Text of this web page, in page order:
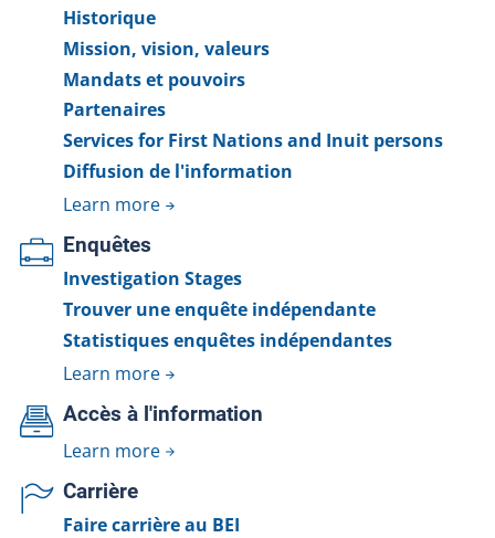
Historique
Mission, vision, valeurs
Mandats et pouvoirs
Partenaires
Services for First Nations and Inuit persons
Diffusion de l'information
Learn more
Enquêtes
Investigation Stages
Trouver une enquête indépendante
Statistiques enquêtes indépendantes
Learn more
Accès à l'information
Learn more
Carrière
Faire carrière au BEI